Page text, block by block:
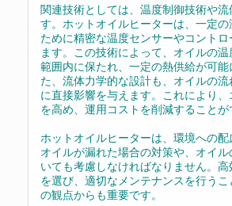
関連技術としては、温度制御技術や
す。ホットオイルヒーターは、一定
ために精密な温度センサーやコント
ます。この技術によって、オイルの
範囲内に保たれ、一定の熱供給が可能
た、流体力学的な設計も、オイルの
に直接影響を与えます。これにより
を高め、運用コストを削減することが
ホットオイルヒーターは、環境への配
オイルが漏れた場合の対策や、オイ
いても考慮しなければなりません。
を選び、適切なメンテナンスを行う
の観点からも重要です。